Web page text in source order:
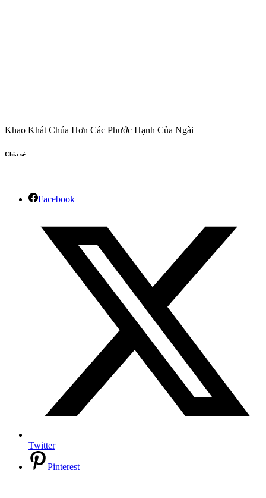
Khao Khát Chúa Hơn Các Phước Hạnh Của Ngài
Chia sẻ
Facebook
Twitter
Pinterest